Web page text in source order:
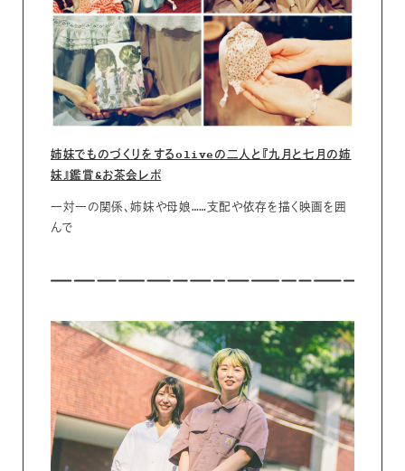
姉妹でものづくりをするoliveの二人と『九月と七月の姉
妹』鑑賞&お茶会レポ
一対一の関係、姉妹や母娘……支配や依存を描く映画を囲
んで